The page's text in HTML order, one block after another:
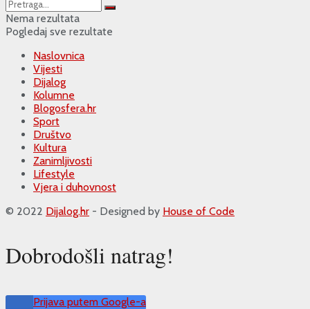
Nema rezultata
Pogledaj sve rezultate
Naslovnica
Vijesti
Dijalog
Kolumne
Blogosfera.hr
Sport
Društvo
Kultura
Zanimljivosti
Lifestyle
Vjera i duhovnost
© 2022 Dijalog.hr - Designed by House of Code
Dobrodošli natrag!
Prijava putem Google-a